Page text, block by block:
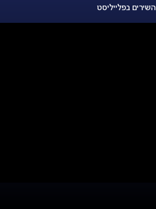
בפלייליסט